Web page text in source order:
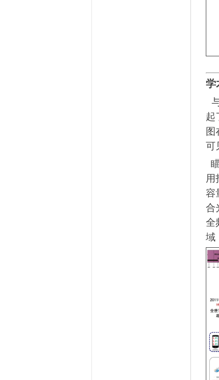
学
起
图
可
用
容
合
全
域